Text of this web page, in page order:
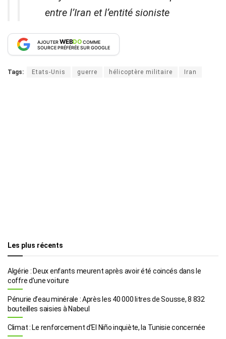
entre l’Iran et l’entité sioniste
AJOUTERWEBDOCOMME
SOURCE PRÉFÉRÉE SUR GOOGLE
Tags: Etats-Unis guerre hélicoptère militaire Iran
Les plus récents
Algérie : Deux enfants meurent après avoir été coincés dans le
coffre d’une voiture
Pénurie d’eau minérale : Après les 40 000 litres de Sousse, 8 832
bouteilles saisies à Nabeul
Climat : Le renforcement d’El Niño inquiète, la Tunisie concernée